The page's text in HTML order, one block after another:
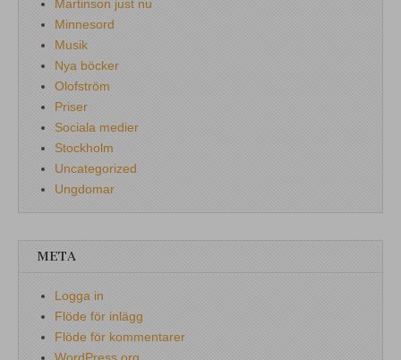
Martinson just nu
Minnesord
Musik
Nya böcker
Olofström
Priser
Sociala medier
Stockholm
Uncategorized
Ungdomar
META
Logga in
Flöde för inlägg
Flöde för kommentarer